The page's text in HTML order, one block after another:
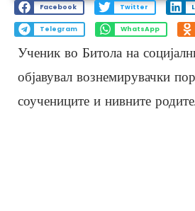
Facebook Twitter
Telegram WhatsApp
Ученик во Битола на
објавувал вознемирувачки
соучениците и нивните